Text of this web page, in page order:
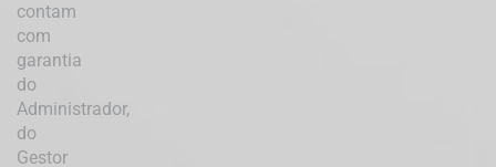
contam
com
garantia
do
Administrador,
do
Gestor